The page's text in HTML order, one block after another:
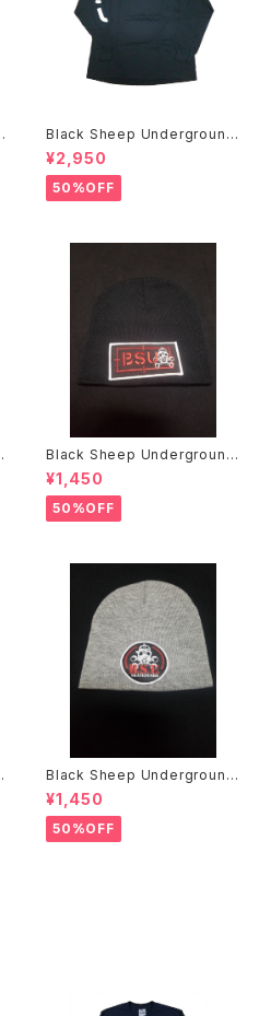
Black Sheep Underground
NOW WE FIGHT BACK L/S
Tシャツ
¥2,950
50%OFF
Black Sheep Underground
ニットキャップ
¥1,450
50%OFF
Black Sheep Underground
ニットキャップ
¥1,450
50%OFF